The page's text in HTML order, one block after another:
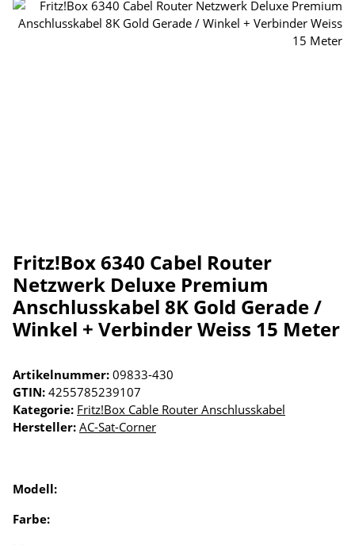
Fritz!Box 6340 Cabel Router
Netzwerk Deluxe Premium
Anschlusskabel 8K Gold Gerade /
Winkel + Verbinder Weiss 15 Meter
Artikelnummer: 09833-430
GTIN: 4255785239107
Kategorie: Fritz!Box Cable Router Anschlusskabel
Hersteller: AC-Sat-Corner
Modell:
Farbe: